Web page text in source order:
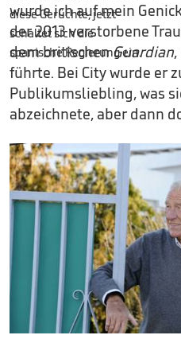
wurde ich auf mein
der 2013 verstorbene
dem britischenGuardian
führte. Bei City wurde er
Publikumsliebling, was
abzeichnete, aber dann